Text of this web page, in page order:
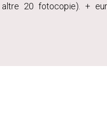
20 fotocopie). +